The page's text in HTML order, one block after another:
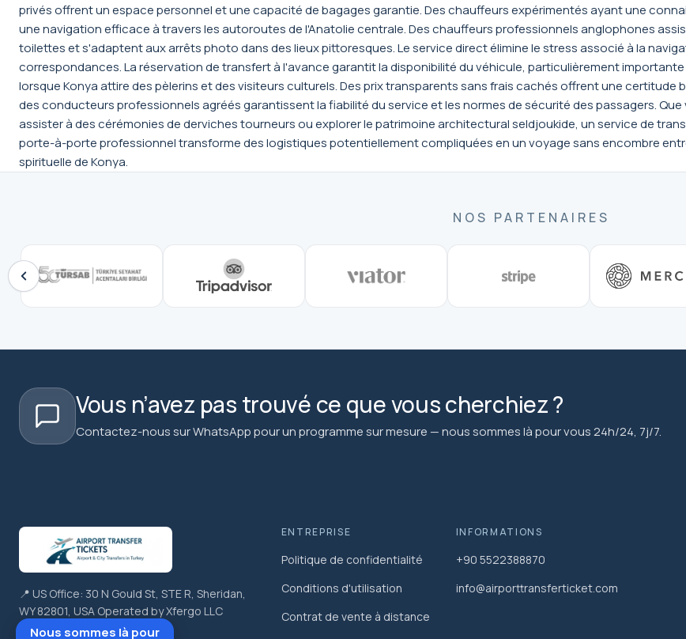
privés offrent un espace personnel et une capacité de bagages garantie. Des chauffeurs expérimentés ayant une
une navigation efficace à travers les autoroutes de l'Anatolie centrale. Des chauffeurs professionnels anglophones
toilettes et s'adaptent aux arrêts photo dans des lieux pittoresques. Le service direct élimine le stress associé à la
correspondances. La réservation de transfert à l'avance garantit la disponibilité du véhicule, particulièrement
lorsque Konya attire des pèlerins et des visiteurs culturels. Des prix transparents sans frais cachés offrent une
des conducteurs professionnels agréés garantissent la fiabilité du service et les normes de sécurité des passagers.
assister à des cérémonies de derviches tourneurs ou explorer le patrimoine architectural seldjoukide, un service de
porte-à-porte professionnel transforme des logistiques potentiellement compliquées en un voyage sans encombre
spirituelle de Konya.
NOS PARTENAIRES
Vous n’avez pas trouvé ce que vous cherchiez ?
Contactez-nous sur WhatsApp pour un programme sur mesure — nous sommes là pour vous 24h/24, 7j/7.
📍 US Office: 30 N Gould St, STE R, Sheridan,
WY 82801, USA Operated by Xfergo LLC
ENTREPRISE
Politique de confidentialité
Conditions d'utilisation
Contrat de vente à distance
INFORMATIONS
+90 5522388870
info@airporttransferticket.com
Nous sommes là pour